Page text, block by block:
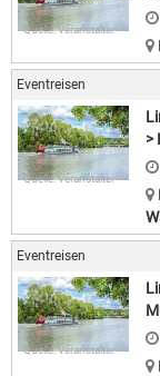
Quelle: Veranstalter
Eventreisen
Quelle: Veranstalter
>
Eventreisen
Quelle: Veranstalter